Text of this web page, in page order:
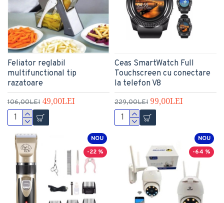
Feliator reglabil
multifunctional tip
razatoare
106,00LEI 49,00LEI
Ceas SmartWatch Full
Touchscreen cu conectare
la telefon V8
229,00LEI 99,00LEI
NOU
-22 %
NOU
-64 %